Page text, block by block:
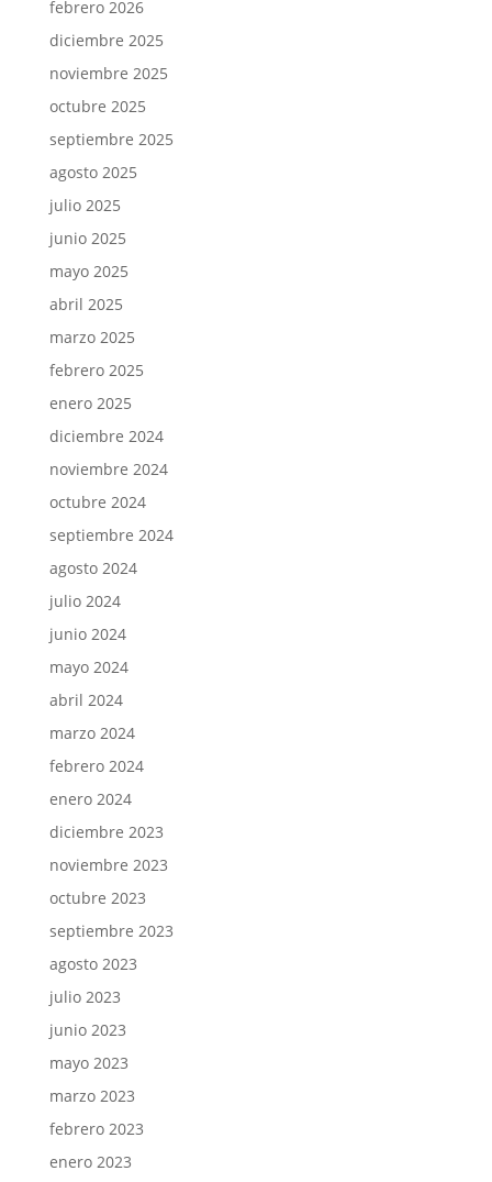
febrero 2026
diciembre 2025
noviembre 2025
octubre 2025
septiembre 2025
agosto 2025
julio 2025
junio 2025
mayo 2025
abril 2025
marzo 2025
febrero 2025
enero 2025
diciembre 2024
noviembre 2024
octubre 2024
septiembre 2024
agosto 2024
julio 2024
junio 2024
mayo 2024
abril 2024
marzo 2024
febrero 2024
enero 2024
diciembre 2023
noviembre 2023
octubre 2023
septiembre 2023
agosto 2023
julio 2023
junio 2023
mayo 2023
marzo 2023
febrero 2023
enero 2023